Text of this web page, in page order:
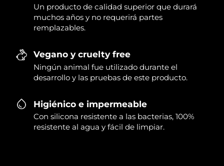
Un producto de calidad superior que durará
muchos años y no requerirá partes
remplazables.
Vegano y cruelty free
Ningún animal fue utilizado durante el
desarrollo y las pruebas de este producto.
Higiénico e impermeable
Con silicona resistente a las bacterias, 100%
resistente al agua y fácil de limpiar.